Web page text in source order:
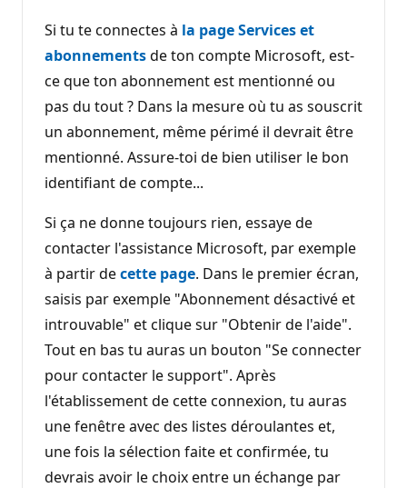
Si tu te connectes à la page Services et
abonnementsde ton compte Microsoft, est-
ce que ton abonnement est mentionné ou
pas du tout ? Dans la mesure où tu as souscrit
un abonnement, même périmé il devrait être
mentionné. Assure-toi de bien utiliser le bon
identifiant de compte...
Si ça ne donne toujours rien, essaye de
contacter l'assistance Microsoft, par exemple
à partir decette page. Dans le premier écran,
saisis par exemple "Abonnement désactivé et
introuvable" et clique sur "Obtenir de l'aide".
Tout en bas tu auras un bouton "Se connecter
pour contacter le support". Après
l'établissement de cette connexion, tu auras
une fenêtre avec des listes déroulantes et,
une fois la sélection faite et confirmée, tu
devrais avoir le choix entre un échange par